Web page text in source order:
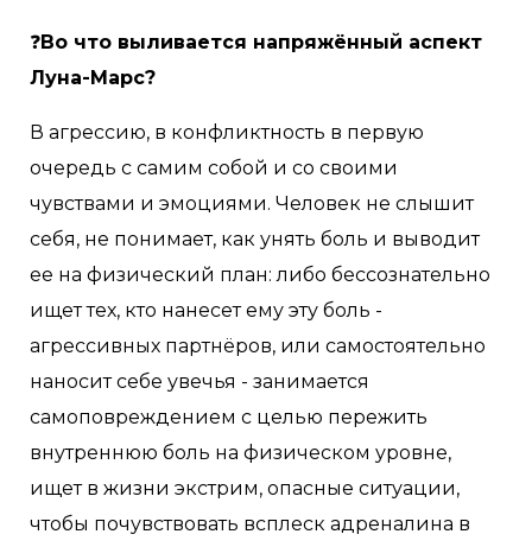
❓Во что выливается напряжённый аспект
Луна-Марс?
В агрессию, в конфликтность в первую
очередь с самим собой и со своими
чувствами и эмоциями. Человек не слышит
себя, не понимает, как унять боль и выводит
ее на физический план: либо бессознательно
ищет тех, кто нанесет ему эту боль -
агрессивных партнёров, или самостоятельно
наносит себе увечья - занимается
самоповреждением с целью пережить
внутреннюю боль на физическом уровне,
ищет в жизни экстрим, опасные ситуации,
чтобы почувствовать всплеск адреналина в